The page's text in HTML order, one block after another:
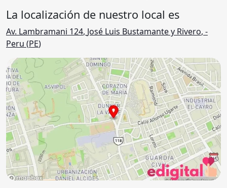
La localización de nuestro local es
Av. Lambramani 124, José Luis Bustamante y Rivero, -
Peru (PE)